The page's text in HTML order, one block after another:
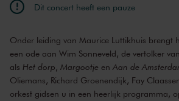
Dit concert heeft een pauze
Onder leiding van Maurice Luttikhuis brengt
een ode aan Wim Sonneveld, de vertolker
als Het dorp, Margootje en Aan de
Oliemans, Richard Groenendijk, Fay
orkest gidsen u in een heerlijk programma,